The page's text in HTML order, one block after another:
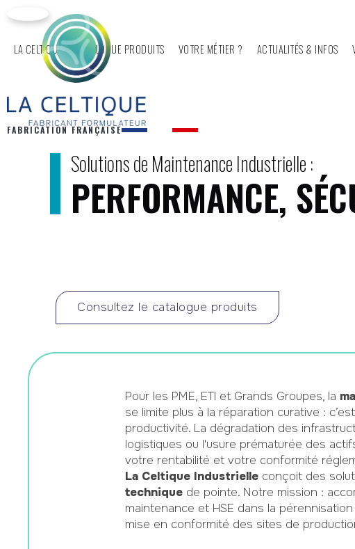
FABRICATION FRANÇAISE
LA CELTIQUE CATALOGUE PRODUITS VOTRE MÉTIER ? ACTUALITÉS & INFOS
Solutions de Maintenance Industrielle :
PERFORMANCE,
Consultez le catalogue produits
Pour les PME, ETI et Grands Groupes, la
se limite plus à la réparation curative :
productivité. La dégradation des
logistiques ou l'usure prématurée des
votre rentabilité et votre conformité
La Celtique Industrielleconçoit des
techniquede pointe. Notre mission :
maintenance et HSE dans la
mise en conformité des sites de